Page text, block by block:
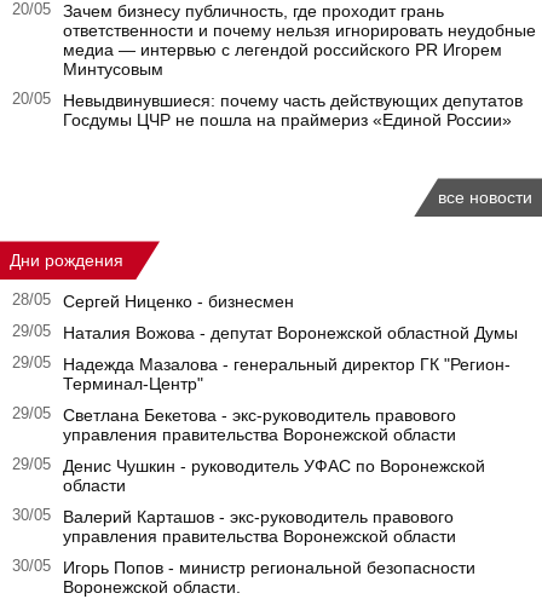
20/05
Зачем бизнесу публичность, где проходит грань
ответственности и почему нельзя игнорировать неудобные
медиа — интервью с легендой российского PR Игорем
Минтусовым
20/05
Невыдвинувшиеся: почему часть действующих депутатов
Госдумы ЦЧР не пошла на праймериз «Единой России»
все новости
Дни рождения
28/05 Сергей Ниценко - бизнесмен
29/05 Наталия Вожова - депутат Воронежской областной Думы
29/05
Надежда Мазалова - генеральный директор ГК "Регион-
Терминал-Центр"
29/05
Светлана Бекетова - экс-руководитель правового
управления правительства Воронежской области
29/05
Денис Чушкин - руководитель УФАС по Воронежской
области
30/05
Валерий Карташов - экс-руководитель правового
управления правительства Воронежской области
30/05
Игорь Попов - министр региональной безопасности
Воронежской области.